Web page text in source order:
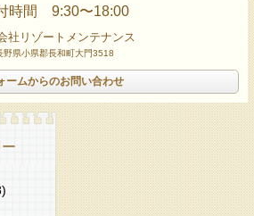
時間 9:30〜18:00
社リゾートメンテナンス
野県小県郡長和町大門3518
ームからのお問い合わせ